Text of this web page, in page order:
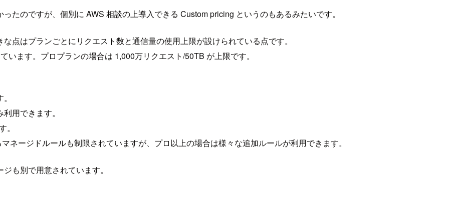
たのですが、個別に AWS 相談の上導入できる Custom pricing というのもあるみたいです。
点はプランごとにリクエスト数と通信量の使用上限が設けられている点です。
ます。プロプランの場合は 1,000万リクエスト/50TB が上限です。
用できます。
ネージドルールも制限されていますが、プロ以上の場合は様々な追加ルールが利用できます。
も別で用意されています。